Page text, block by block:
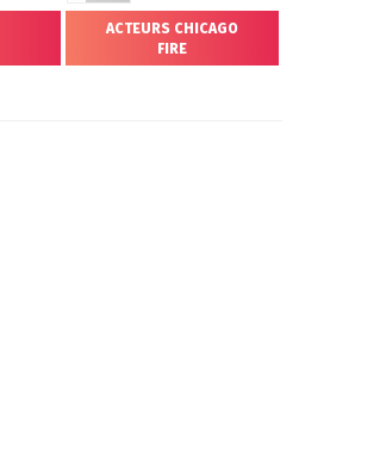
ACTEURS CHICAGO
FIRE